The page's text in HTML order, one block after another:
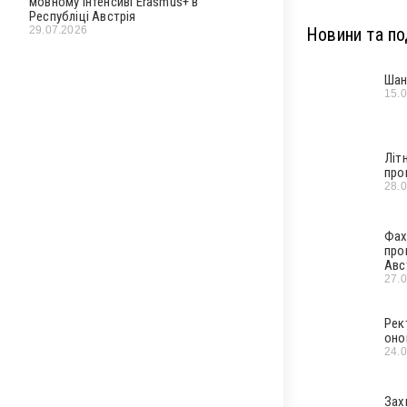
Республіці Австрія
29.07.2026 Новини та